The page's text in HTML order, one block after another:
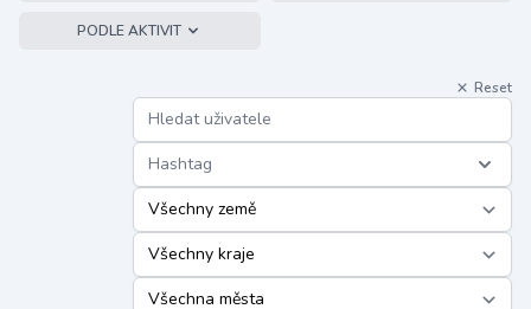
PODLE AKTIVIT
Reset
Hashtag